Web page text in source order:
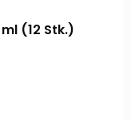
(12 Stk.)